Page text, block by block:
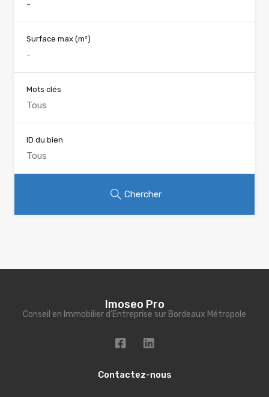
Surface max (m²)
Mots clés
ID du bien
Chercher
Imoseo Pro
Conseil en Immobilier d'Entreprise sur Bordeaux Métropole
Contactez-nous